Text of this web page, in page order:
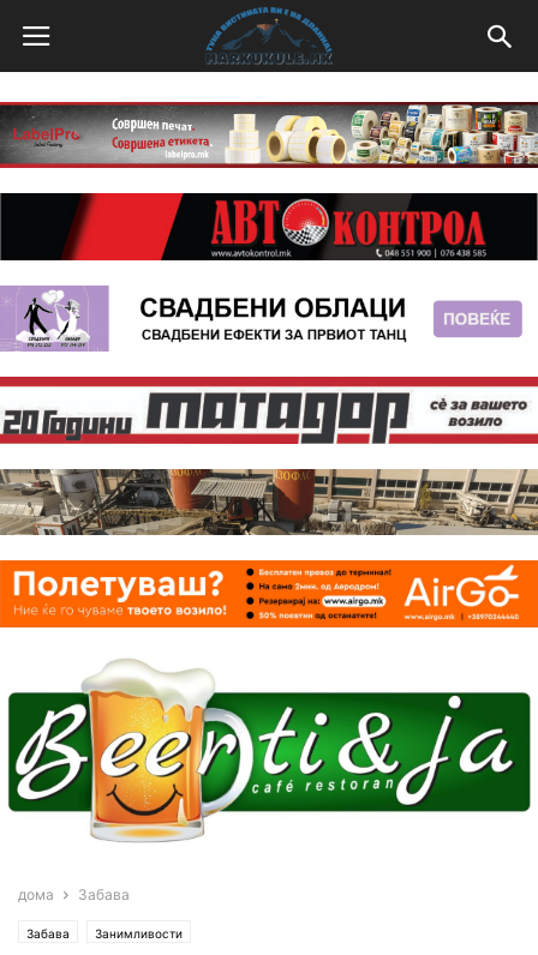
дома Забава
Забава Занимливости